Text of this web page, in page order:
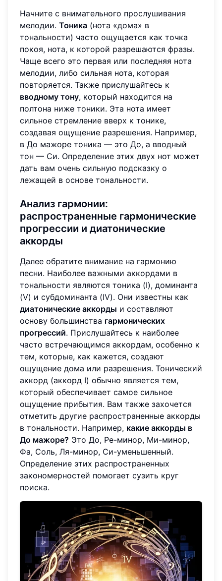
Начните с внимательного прослушивания
мелодии. Тоника (нота «дома» в
тональности) часто ощущается как точка
покоя, нота, к которой разрешаются фразы.
Чаще всего это первая или последняя нота
мелодии, либо сильная нота, которая
повторяется. Также прислушайтесь к
вводному тону, который находится на
полтона ниже тоники. Эта нота имеет
сильное стремление вверх к тонике,
создавая ощущение разрешения. Например,
в До мажоре тоника — это До, а вводный
тон — Си. Определение этих двух нот может
дать вам очень сильную подсказку о
лежащей в основе тональности.
Анализ гармонии:
распространенные гармонические
прогрессии и диатонические
аккорды
Далее обратите внимание на гармонию
песни. Наиболее важными аккордами в
тональности являются тоника (I), доминанта
(V) и субдоминанта (IV). Они известны как
диатонические аккорды и составляют
основу большинства гармонических
прогрессий. Прислушайтесь к наиболее
часто встречающимся аккордам, особенно к
тем, которые, как кажется, создают
ощущение дома или разрешения. Тонический
аккорд (аккорд I) обычно является тем,
который обеспечивает самое сильное
ощущение прибытия. Вам также захочется
отметить другие распространенные аккорды
в тональности. Например, какие аккорды в
До мажоре? Это До, Ре-минор, Ми-минор,
Фа, Соль, Ля-минор, Си-уменьшенный.
Определение этих распространенных
закономерностей помогает сузить круг
поиска.